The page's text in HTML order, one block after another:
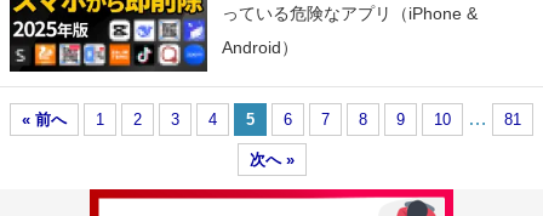
っている危険なアプリ（iPhone &
Android）
« 前へ 1 2 3 4 5 6 7 8 9 10 … 81
次へ »